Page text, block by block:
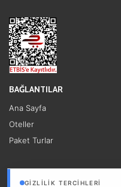
GIZLILIK TERCIHLERI
BAĞLANTILAR
Ana Sayfa
Oteller
Paket Turlar